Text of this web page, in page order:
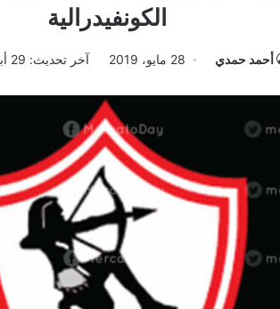
الكونفيدرالية
أحمد حمدي 28 مايو، 2019 آخر تحديث: 29 أبريل، 2026